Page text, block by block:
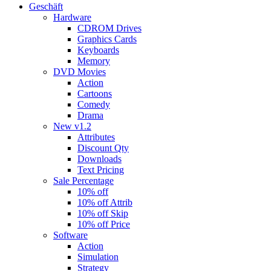
Geschäft
Hardware
CDROM Drives
Graphics Cards
Keyboards
Memory
DVD Movies
Action
Cartoons
Comedy
Drama
New v1.2
Attributes
Discount Qty
Downloads
Text Pricing
Sale Percentage
10% off
10% off Attrib
10% off Skip
10% off Price
Software
Action
Simulation
Strategy